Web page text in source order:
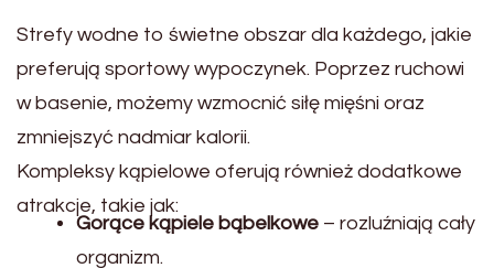
Strefy wodne to świetne obszar dla każdego, jakie
preferują sportowy wypoczynek. Poprzez ruchowi
w basenie, możemy wzmocnić siłę mięśni oraz
zmniejszyć nadmiar kalorii.
Kompleksy kąpielowe oferują również dodatkowe
atrakcje, takie jak:
Gorące kąpiele bąbelkowe – rozluźniają cały
organizm.